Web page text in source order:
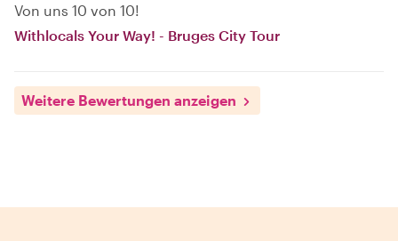
Von uns 10 von 10!
Withlocals Your Way! - Bruges City Tour
Weitere Bewertungen anzeigen